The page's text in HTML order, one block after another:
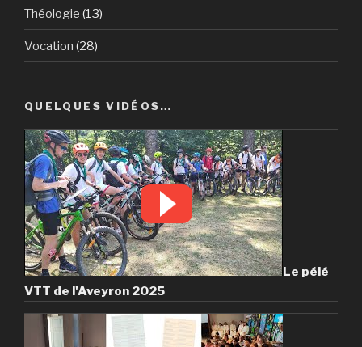
Théologie (13)
Vocation (28)
QUELQUES VIDÉOS…
Le pélé
VTT de l'Aveyron 2025